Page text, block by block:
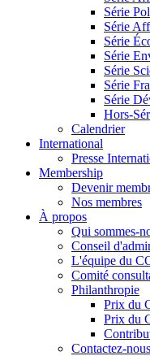
Série
Série
Série
Série
Série
Série
Série
Hors-
Calendrier
International
Presse
Membership
Devenir
Nos membres
À propos
Qui sommes-
Conseil
L'équipe du
Comité
Philanthropie
Prix du
Prix du
Contactez-nous